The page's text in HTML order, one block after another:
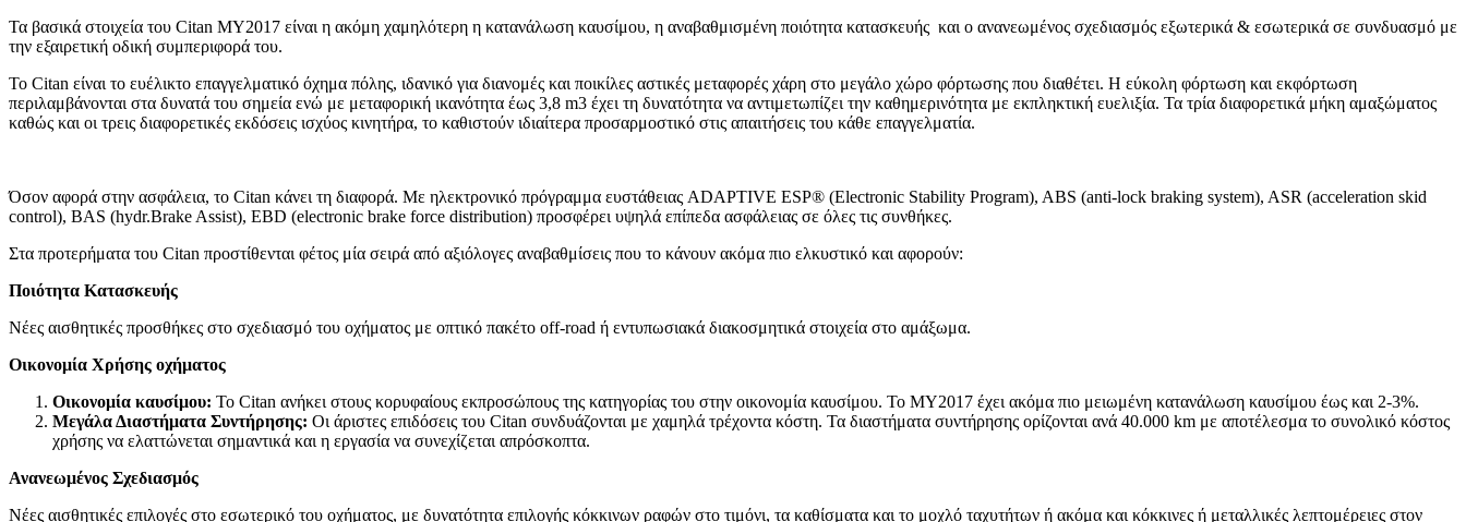
Τα βασικά στοιχεία του Citan MY2017 είναι η ακόμη χαμηλότερη η κατανάλωση καυσίμου, η αναβαθμισμένη ποιότητα κατασκευής και ο ανανεωμένος σχεδιασμός εξωτερικά & εσωτερικά σε συνδυασμό με
την εξαιρετική οδική συμπεριφορά του.
Το Citan είναι το ευέλικτο επαγγελματικό όχημα πόλης, ιδανικό για διανομές και ποικίλες αστικές μεταφορές χάρη στο μεγάλο χώρο φόρτωσης που διαθέτει. Η εύκολη φόρτωση και εκφόρτωση
περιλαμβάνονται στα δυνατά του σημεία ενώ με μεταφορική ικανότητα έως 3,8 m3 έχει τη δυνατότητα να αντιμετωπίζει την καθημερινότητα με εκπληκτική ευελιξία. Τα τρία διαφορετικά μήκη αμαξώματος
καθώς και οι τρεις διαφορετικές εκδόσεις ισχύος κινητήρα, το καθιστούν ιδιαίτερα προσαρμοστικό στις απαιτήσεις του κάθε επαγγελματία.
Όσον αφορά στην ασφάλεια, το Citan κάνει τη διαφορά. Με ηλεκτρονικό πρόγραμμα ευστάθειας ADAPTIVE ESP® (Electronic Stability Program), ABS (anti-lock braking system), ASR (acceleration skid
control), BAS (hydr.Brake Assist), EBD (electronic brake force distribution) προσφέρει υψηλά επίπεδα ασφάλειας σε όλες τις συνθήκες.
Στα προτερήματα του Citan προστίθενται φέτος μία σειρά από αξιόλογες αναβαθμίσεις που το κάνουν ακόμα πιο ελκυστικό και αφορούν:
Ποιότητα Κατασκευής
Νέες αισθητικές προσθήκες στο σχεδιασμό του οχήματος με οπτικό πακέτο off-road ή εντυπωσιακά διακοσμητικά στοιχεία στο αμάξωμα.
Οικονομία Χρήσης οχήματος
Οικονομία καυσίμου: To Citan ανήκει στους κορυφαίους εκπροσώπους της κατηγορίας του στην οικονομία καυσίμου. To MY2017 έχει ακόμα πιο μειωμένη κατανάλωση καυσίμου έως και 2-3%.
Μεγάλα Διαστήματα Συντήρησης: Οι άριστες επιδόσεις του Citan συνδυάζονται με χαμηλά τρέχοντα κόστη. Τα διαστήματα συντήρησης ορίζονται ανά 40.000 km με αποτέλεσμα το συνολικό κόστος
χρήσης να ελαττώνεται σημαντικά και η εργασία να συνεχίζεται απρόσκοπτα.
Ανανεωμένος Σχεδιασμός
Νέες αισθητικές επιλογές στο εσωτερικό του οχήματος, με δυνατότητα επιλογής κόκκινων ραφών στο τιμόνι, τα καθίσματα και το μοχλό ταχυτήτων ή ακόμα και κόκκινες ή μεταλλικές λεπτομέρειες στον